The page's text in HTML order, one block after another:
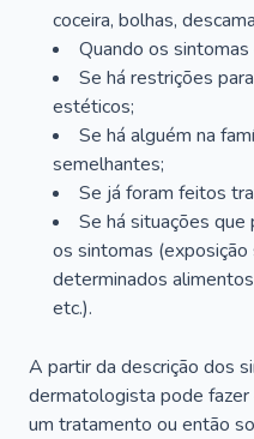
coceira, bolhas,
Quando os sintomas
Se há restrições
estéticos;
Se há alguém na
semelhantes;
Se já foram feitos
Se há situações que
os sintomas (exposição
determinados
etc.).
A partir da descrição dos
dermatologista pode
um tratamento ou então